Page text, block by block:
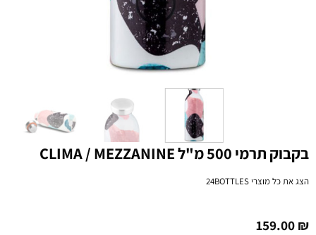
בקבוק תרמי 500 מ"ל CLIMA / MEZZANINE
הצג את כל מוצרי24BOTTLES
159.00₪